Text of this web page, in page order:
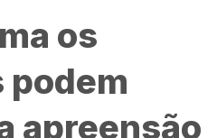
os
podem
apreensão